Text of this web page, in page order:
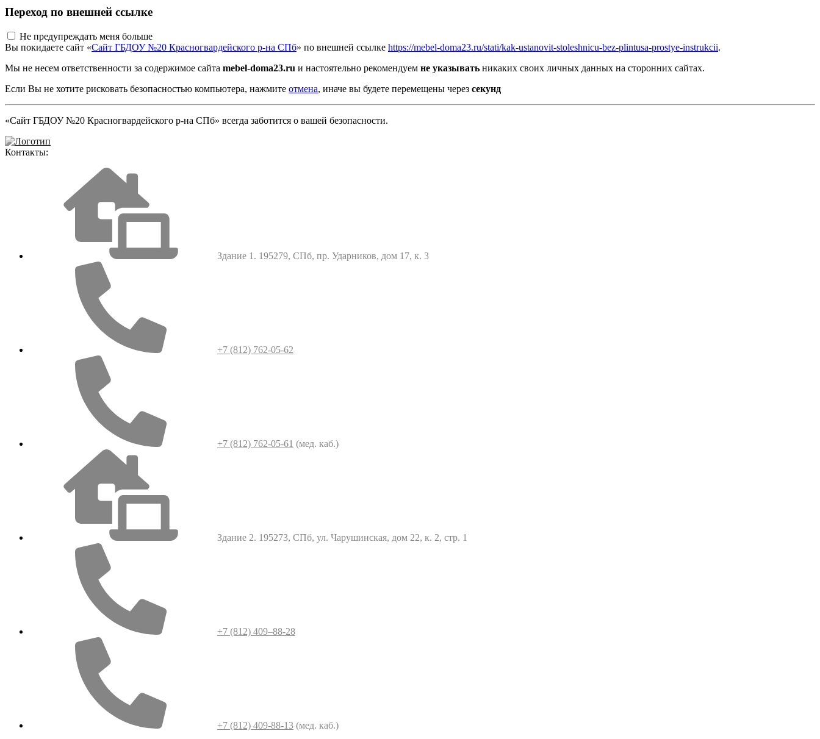
Переход по внешней ссылке
Не предупреждать меня больше
Вы покидаете сайт «Сайт ГБДОУ №20 Красногвардейского р-на СПб» по внешней ссылке https://mebel-doma23.ru/stati/kak-ustanovit-stoleshnicu-bez-plintusa-prostye-instrukcii.
Мы не несем ответственности за содержимое сайта mebel-doma23.ru и настоятельно рекомендуем не указывать никаких своих личных данных на сторонних сайтах.
Если Вы не хотите рисковать безопасностью компьютера, нажмите отмена, иначе вы будете перемещены через секунд
«Сайт ГБДОУ №20 Красногвардейского р-на СПб» всегда заботится о вашей безопасности.
Контакты:
Здание 1. 195279, СПб, пр. Ударников, дом 17, к. 3
+7 (812) 762-05-62
+7 (812) 762-05-61 (мед. каб.)
Здание 2. 195273, СПб, ул. Чарушинская, дом 22, к. 2, стр. 1
+7 (812) 409–88-28
+7 (812) 409-88-13 (мед. каб.)